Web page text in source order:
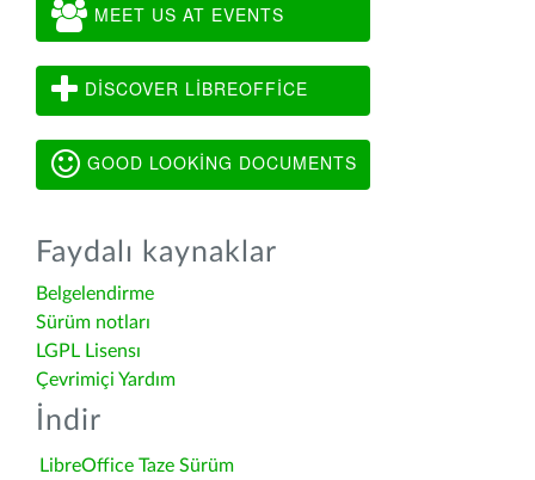
MEET US AT EVENTS
DISCOVER LIBREOFFICE
GOOD LOOKING DOCUMENTS
Faydalı kaynaklar
Belgelendirme
Sürüm notları
LGPL Lisensı
Çevrimiçi Yardım
İndir
LibreOffice Taze Sürüm